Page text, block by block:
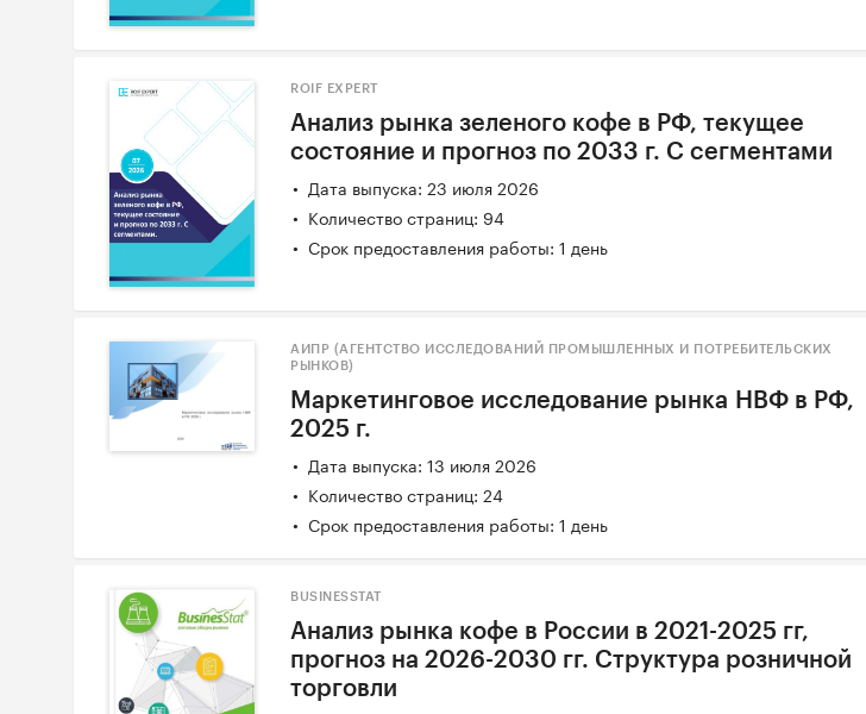
ROIF EXPERT
Анализ рынка зеленого кофе в РФ, текущее
состояние и прогноз по 2033 г. С сегментами
Дата выпуска: 23 июля 2026
Количество страниц: 94
Срок предоставления работы: 1 день
АИПР (АГЕНТСТВО ИССЛЕДОВАНИЙ ПРОМЫШЛЕННЫХ И ПОТРЕБИТЕЛЬСКИХ
РЫНКОВ)
Маркетинговое исследование рынка НВФ в РФ,
2025 г.
Дата выпуска: 13 июля 2026
Количество страниц: 24
Срок предоставления работы: 1 день
BUSINESSTAT
Анализ рынка кофе в России в 2021-2025 гг,
прогноз на 2026-2030 гг. Структура розничной
торговли